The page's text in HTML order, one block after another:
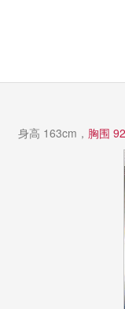
身高 163cm， 胸围